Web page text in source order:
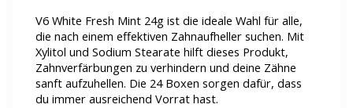
V6 White Fresh Mint 24g ist die ideale Wahl für alle,
die nach einem effektiven Zahnaufheller suchen. Mit
Xylitol und Sodium Stearate hilft dieses Produkt,
Zahnverfärbungen zu verhindern und deine Zähne
sanft aufzuhellen. Die 24 Boxen sorgen dafür, dass
du immer ausreichend Vorrat hast.